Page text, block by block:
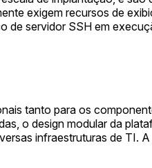
exigem recursos de
de servidor SSH em
tanto para os
o design modular da
infraestruturas de TI.